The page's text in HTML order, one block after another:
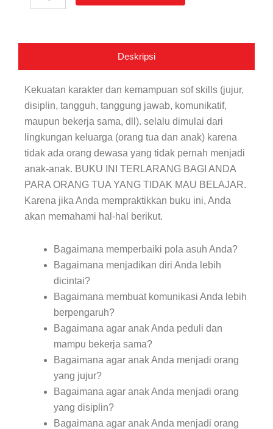
Menjadi
Deskripsi
Kekuatan karakter dan kemampuan sof skills (jujur,
disiplin, tangguh, tanggung jawab, komunikatif,
maupun bekerja sama, dll). selalu dimulai dari
lingkungan keluarga (orang tua dan anak) karena
tidak ada orang dewasa yang tidak pernah menjadi
anak-anak. BUKU INI TERLARANG BAGI ANDA
PARA ORANG TUA YANG TIDAK MAU BELAJAR.
Karena jika Anda mempraktikkan buku ini, Anda
akan memahami hal-hal berikut.
Bagaimana memperbaiki pola asuh Anda?
Bagaimana menjadikan diri Anda lebih
dicintai?
Bagaimana membuat komunikasi Anda lebih
berpengaruh?
Bagaimana agar anak Anda peduli dan
mampu bekerja sama?
Bagaimana agar anak Anda menjadi orang
yang jujur?
Bagaimana agar anak Anda menjadi orang
yang disiplin?
Bagaimana agar anak Anda menjadi orang